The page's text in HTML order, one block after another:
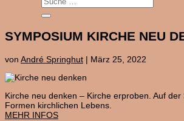
SYMPOSIUM KIRCHE NEU
von André Springhut | März 25, 2022
Kirche neu denken – Kirche erproben. Auf der
Formen kirchlichen Lebens.
MEHR INFOS